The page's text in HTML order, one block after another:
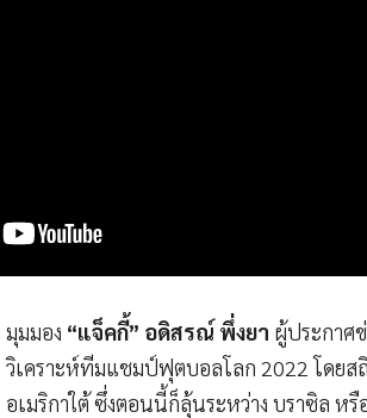
มุมมอง “แจ็คกี้” อดิสรณ์ พึ่งยา ผู้ประกาศ
วิเคราะห์ทีมแชมป์ฟุตบอลโลก 2022 โดย
อเมริกาใต้ ซึ่งตอนนี้ก็ลุ้นระหว่าง บราซิล ห